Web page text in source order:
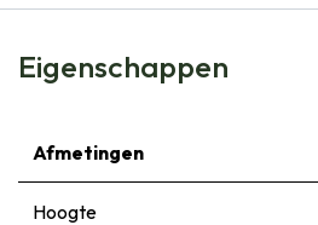
Eigenschappen
Afmetingen
Hoogte